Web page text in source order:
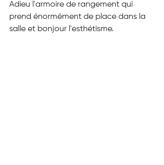
Adieu l'armoire de rangement qui
prend énormément de place dans la
salle et bonjour l'esthétisme.